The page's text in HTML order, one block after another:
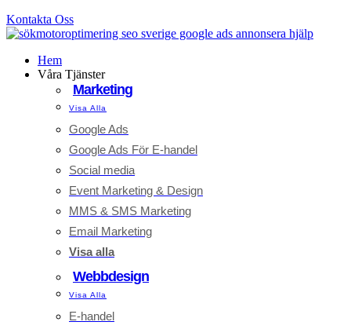
Kontakta Oss
Hem
Våra Tjänster
Marketing
Visa Alla
Google Ads
Google Ads För E-handel
Social media
Event Marketing & Design
MMS & SMS Marketing
Email Marketing
Visa alla
Webbdesign
Visa Alla
E-handel